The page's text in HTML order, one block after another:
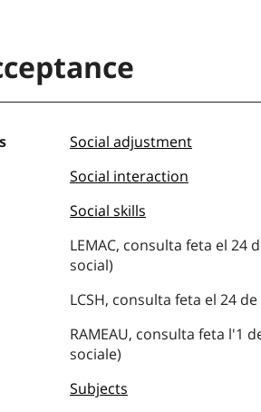
Social adjustment
Social interaction
Social skills
LEMAC, consulta feta el 24
social)
LCSH, consulta feta el 24
RAMEAU, consulta feta l'1
sociale)
Subjects